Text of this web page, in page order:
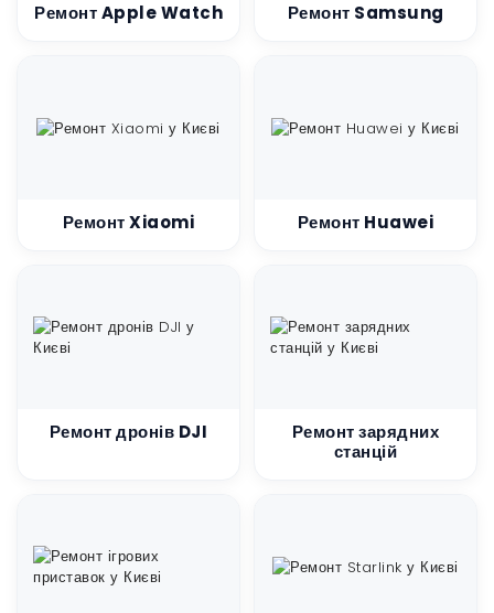
Ремонт Apple Watch Ремонт Samsung
Ремонт Xiaomi Ремонт Huawei
Ремонт дронів DJI
Ремонт зарядних
станцій